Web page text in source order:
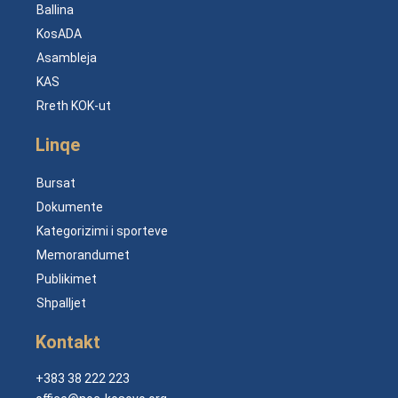
Ballina
KosADA
Asambleja
KAS
Rreth KOK-ut
Linqe
Bursat
Dokumente
Kategorizimi i sporteve
Memorandumet
Publikimet
Shpalljet
Kontakt
+383 38 222 223